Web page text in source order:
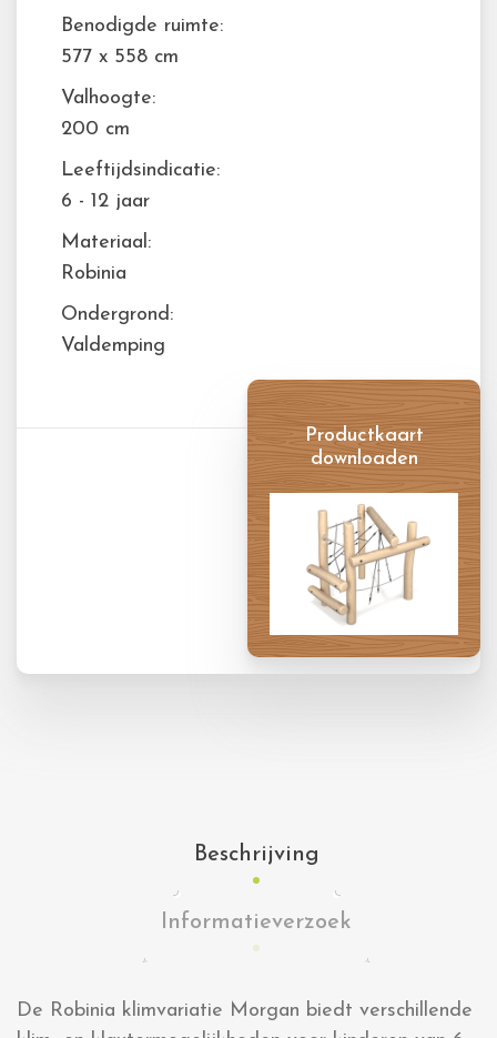
Benodigde ruimte:
577 x 558 cm
Valhoogte:
200 cm
Leeftijdsindicatie:
6 - 12 jaar
Materiaal:
Robinia
Ondergrond:
Valdemping
Productkaart
downloaden
Beschrijving
Informatieverzoek
De Robinia klimvariatie Morgan biedt verschillende